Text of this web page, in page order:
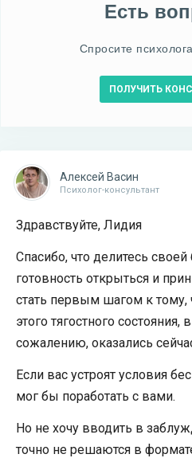
Есть
Спросите
ПОЛУЧИТЬ
Алексей Васин
Психолог-консультант
Здравствуйте, Лидия
Спасибо, что делитесь
готовность открыться и
стать первым шагом к тому,
этого тягостного
сожалению, оказались
Если вас устроят условия
мог бы поработать с вами.
Но не хочу вводить в
точно не решаются в